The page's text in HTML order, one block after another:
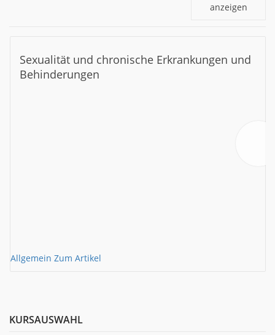
anzeigen
Sexualität und chronische Erkrankungen und
Behinderungen
Allgemein Zum Artikel
KURSAUSWAHL